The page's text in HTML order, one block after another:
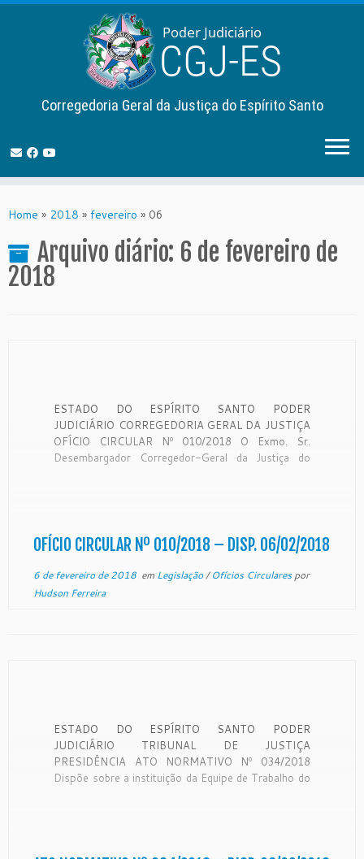
to
Corregedoria Geral da Justiça do Espírito Santo
Home » 2018 » fevereiro » 06
Arquivo diário: 6 de fevereiro de
2018
ESTADO DO ESPÍRITO SANTO PODER
JUDICIÁRIO CORREGEDORIA GERAL DA JUSTIÇA
OFÍCIO CIRCULAR Nº 010/2018 O Exmo. Sr.
Desembargador Corregedor-Geral da Justiça do
com circunscrição […]
OFÍCIO CIRCULAR Nº 010/2018 – DISP. 06/02/2018
6 de fevereiro de 2018em Legislação/Ofícios Circularespor
Hudson Ferreira
ESTADO DO ESPÍRITO SANTO PODER
JUDICIÁRIO TRIBUNAL DE JUSTIÇA
PRESIDÊNCIA ATO NORMATIVO Nº 034/2018
Dispõe sobre a instituição da Equipe de Trabalho do